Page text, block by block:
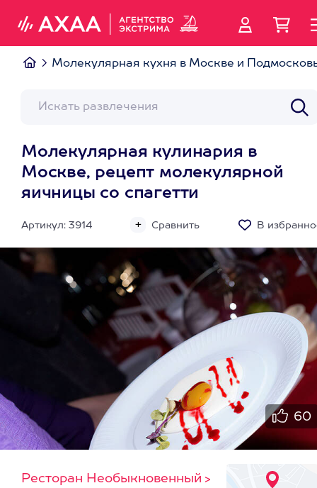
Молекулярная кухня в Москве и
Молекулярная кулинария в
Москве, рецепт молекулярной
яичницы со спагетти
Артикул: 3914 Сравнить В
60
Ресторан Необыкновенный >